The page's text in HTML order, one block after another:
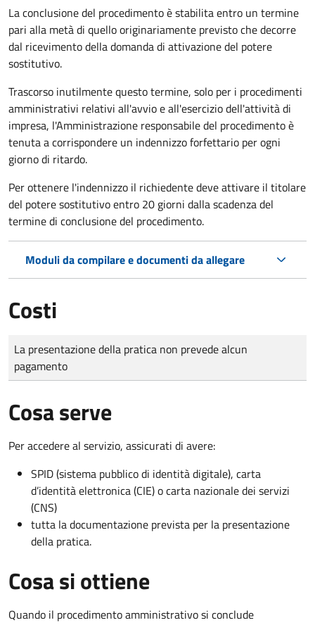
La conclusione del procedimento è stabilita entro un termine
pari alla metà di quello originariamente previsto che decorre
dal ricevimento della domanda di attivazione del potere
sostitutivo.
Trascorso inutilmente questo termine, solo per i procedimenti
amministrativi relativi all'avvio e all'esercizio dell'attività di
impresa, l'Amministrazione responsabile del procedimento è
tenuta a corrispondere un indennizzo forfettario per ogni
giorno di ritardo.
Per ottenere l'indennizzo il richiedente deve attivare il titolare
del potere sostitutivo entro 20 giorni dalla scadenza del
termine di conclusione del procedimento.
Moduli da compilare e documenti da allegare
Costi
Tipo di pagamento
Importo
La presentazione della pratica non prevede alcun
pagamento
Cosa serve
Per accedere al servizio, assicurati di avere:
SPID (sistema pubblico di identità digitale), carta
d’identità elettronica (CIE) o carta nazionale dei servizi
(CNS)
tutta la documentazione prevista per la presentazione
della pratica.
Cosa si ottiene
Quando il procedimento amministrativo si conclude